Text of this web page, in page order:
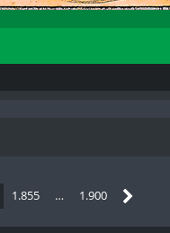
1.855 … 1.900